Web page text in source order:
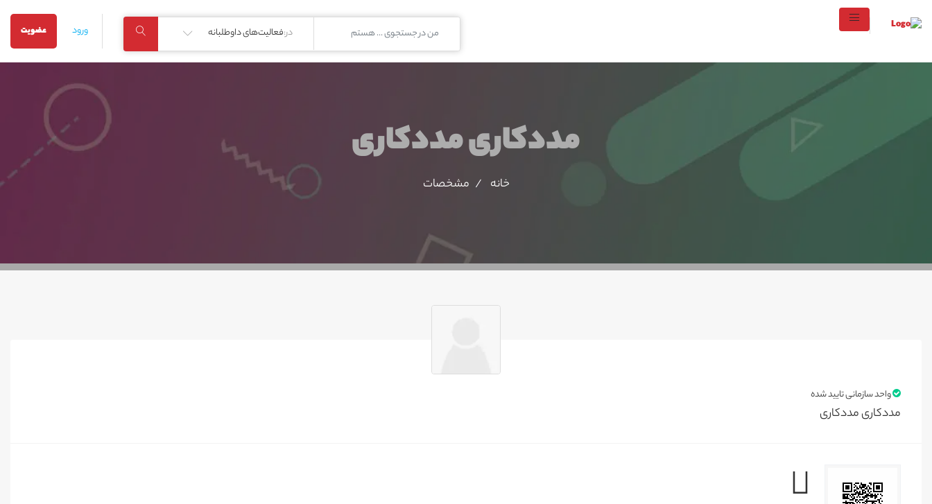
ورود عضویت در:فعالیت‌های داوطلبانه
مددکاری مددکاری
خانه مشخصات
واحد سازمانی تایید شده
مددکاری مددکاری